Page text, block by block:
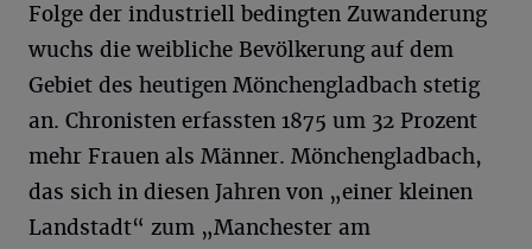
Folge der industriell bedingten Zuwanderung
wuchs die weibliche Bevölkerung auf dem
Gebiet des heutigen Mönchengladbach stetig
an. Chronisten erfassten 1875 um 32 Prozent
mehr Frauen als Männer. Mönchengladbach,
das sich in diesen Jahren von „einer kleinen
Landstadt“ zum „Manchester am